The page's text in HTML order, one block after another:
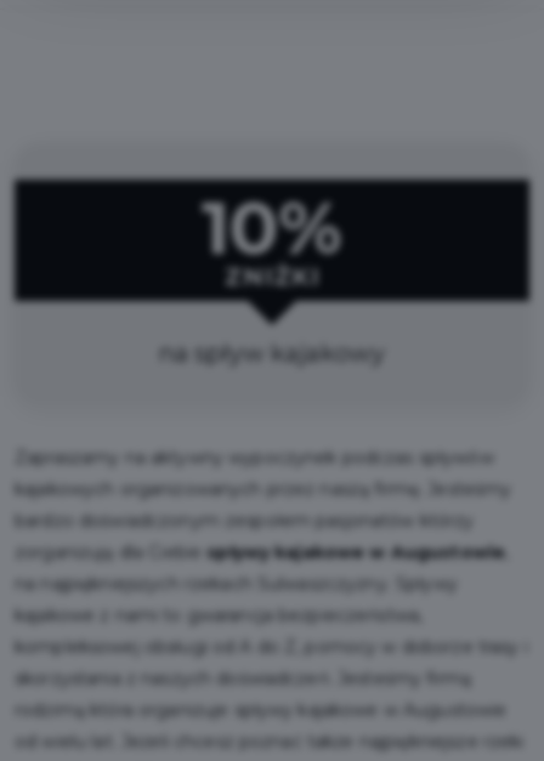
10%
ZNIŻKI
na spływ kajakowy
Zapraszamy na aktywny wypoczynek podczas spływów
kajakowych organizowanych przez naszą firmę. Jesteśmy
bardzo doświadczonym zespołem pasjonatów którzy
zorganizują dla Ciebie spływy kajakowe w Augustowie
na najpiękniejszych rzekach Sulwaszczyzny. Spływy
kajakowe z nami to gwarancja bezpieczeństwa,
kompleksowej obsługi od A do Z, pomocy w doborze trasy i
skorzystania z naszych doświadczeń. Jesteśmy firmą
rodzimą która organizuje spływy kajakowe w Augustowie
od wielu lat. Jeżeli chcesz poznać także najpiękniejsze rzeki